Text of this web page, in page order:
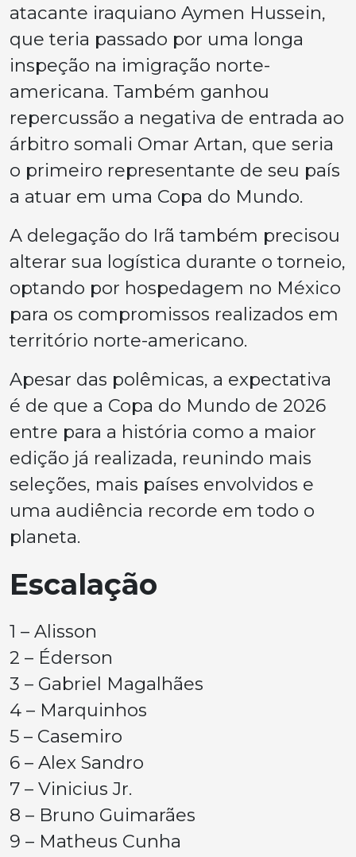
atacante iraquiano Aymen Hussein,
que teria passado por uma longa
inspeção na imigração norte-
americana. Também ganhou
repercussão a negativa de entrada ao
árbitro somali Omar Artan, que seria
o primeiro representante de seu país
a atuar em uma Copa do Mundo.
A delegação do Irã também precisou
alterar sua logística durante o torneio,
optando por hospedagem no México
para os compromissos realizados em
território norte-americano.
Apesar das polêmicas, a expectativa
é de que a Copa do Mundo de 2026
entre para a história como a maior
edição já realizada, reunindo mais
seleções, mais países envolvidos e
uma audiência recorde em todo o
planeta.
Escalação
1 – Alisson
2 – Éderson
3 – Gabriel Magalhães
4 – Marquinhos
5 – Casemiro
6 – Alex Sandro
7 – Vinicius Jr.
8 – Bruno Guimarães
9 – Matheus Cunha